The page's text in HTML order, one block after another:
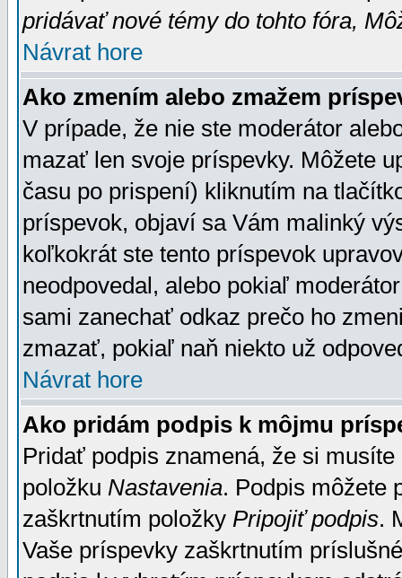
pridávať nové témy do tohto fóra,
Návrat hore
Ako zmením alebo zmažem
V prípade, že nie ste moderátor
mazať len svoje príspevky. Môžete
času po prispení) kliknutím na
príspevok, objaví sa Vám malinký
koľkokrát ste tento príspevok
neodpovedal, alebo pokiaľ
sami zanechať odkaz prečo ho
zmazať, pokiaľ naň niekto už
Návrat hore
Ako pridám podpis k môjmu
Pridať podpis znamená, že si
položku Nastavenia. Podpis môžete
zaškrtnutím položky Pripojiť podpis.
Vaše príspevky zaškrtnutím